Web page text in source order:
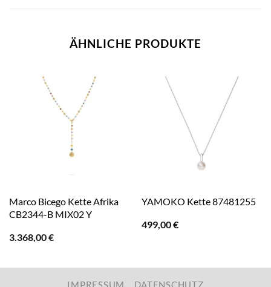
ÄHNLICHE PRODUKTE
Marco Bicego Kette Afrika
CB2344-B MIX02 Y
3.368,00€
YAMOKO Kette 87481255
499,00€
IMPRESSUM DATENSCHUTZ